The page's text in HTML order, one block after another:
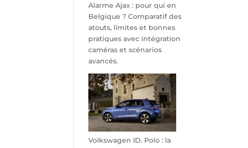
parking
sécurisé
à
l’aéroport
Alarme Ajax : pour qui en
Belgique ? Comparatif des
atouts, limites et bonnes
pratiques avec intégration
caméras et scénarios
avancés.
Volkswagen ID. Polo : la